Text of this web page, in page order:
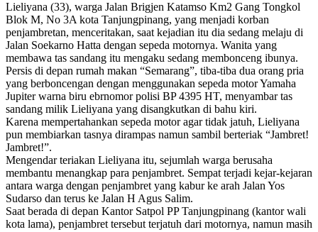
Lieliyana (33), warga Jalan Brigjen Katamso Km2 Gang Tongkol
Blok M, No 3A kota Tanjungpinang, yang menjadi korban
penjambretan, menceritakan, saat kejadian itu dia sedang melaju di
Jalan Soekarno Hatta dengan sepeda motornya. Wanita yang
membawa tas sandang itu mengaku sedang membonceng ibunya.
Persis di depan rumah makan “Semarang”, tiba-tiba dua orang pria
yang berboncengan dengan menggunakan sepeda motor Yamaha
Jupiter warna biru ebrnomor polisi BP 4395 HT, menyambar tas
sandang milik Lieliyana yang disangkutkan di bahu kiri.
Karena mempertahankan sepeda motor agar tidak jatuh, Lieliyana
pun membiarkan tasnya dirampas namun sambil berteriak “Jambret!
Jambret!”.
Mengendar teriakan Lieliyana itu, sejumlah warga berusaha
membantu menangkap para penjambret. Sempat terjadi kejar-kejaran
antara warga dengan penjambret yang kabur ke arah Jalan Yos
Sudarso dan terus ke Jalan H Agus Salim.
Saat berada di depan Kantor Satpol PP Tanjungpinang (kantor wali
kota lama), penjambret tersebut terjatuh dari motornya, namun masih